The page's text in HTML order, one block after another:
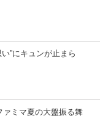
”にキュンが止まら
ァミマ夏の大盤振る舞